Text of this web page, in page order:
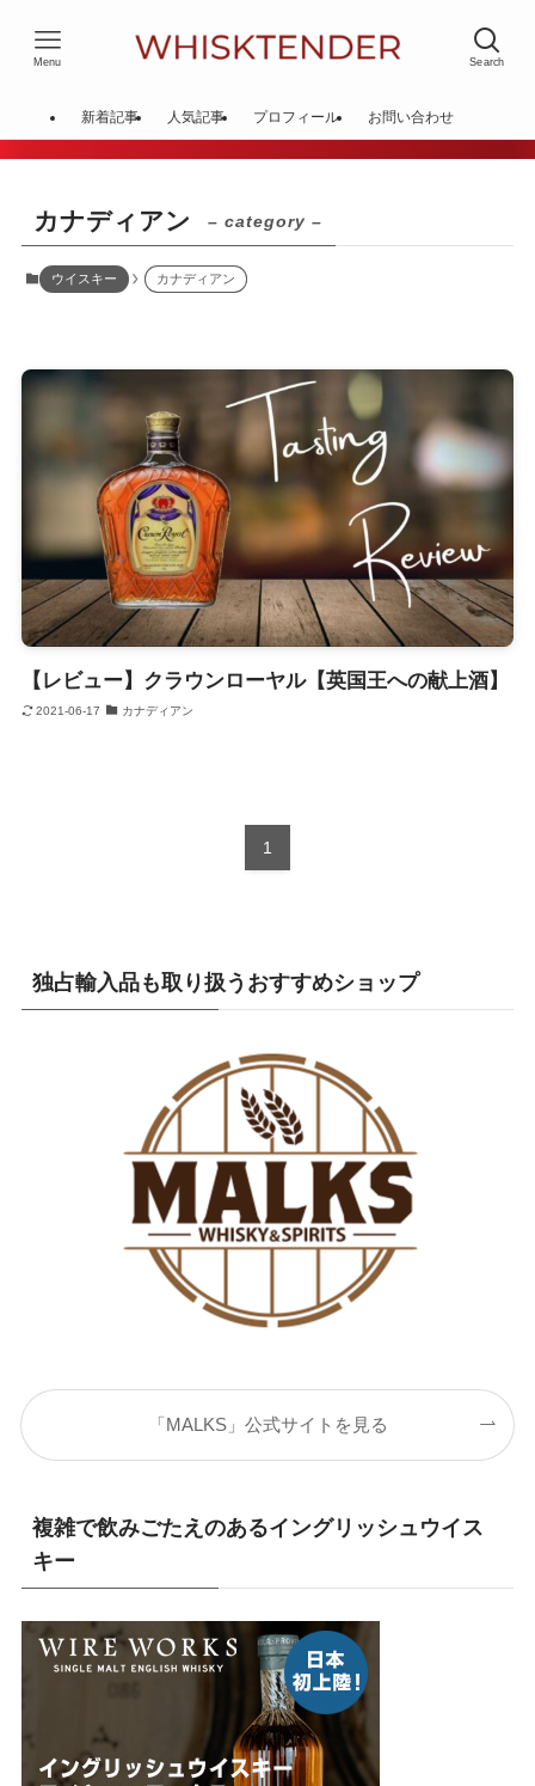
Search
Menu
新着記事 人気記事 プロフィール お問い合わせ
カナディアン – category –
ウイスキー カナディアン
【レビュー】クラウンローヤル【英国王への献上酒】
2021-06-17 カナディアン
1
独占輸入品も取り扱うおすすめショップ
「MALKS」公式サイトを見る
複雑で飲みごたえのあるイングリッシュウイス
キー